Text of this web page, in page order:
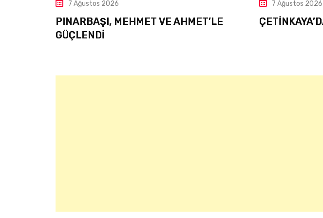
VE AHMET’LE ÇETİNKAYA’DAN KOUASSİ BOMBASI